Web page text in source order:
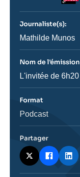
journal,
ou
émission
Journaliste(s):
Journaliste
Mathilde Munos
Nom de l'émission
Nom
L'invitée de 6h20
Format
Catégorie
Podcast
Partager